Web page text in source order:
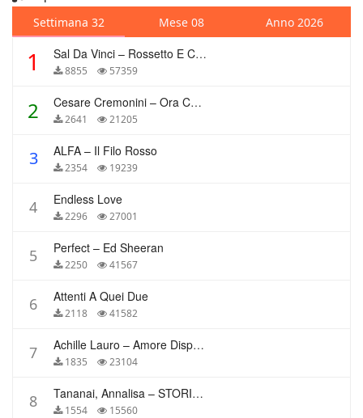
Settimana 32 Mese 08 Anno 2026
1 Sal Da Vinci – Rossetto E Caffè
8855 57359
2 Cesare Cremonini – Ora Che Non Ho Più Te
2641 21205
3 ALFA – Il Filo Rosso
2354 19239
4 Endless Love
2296 27001
5 Perfect – Ed Sheeran
2250 41567
6 Attenti A Quei Due
2118 41582
7 Achille Lauro – Amore Disperato
1835 23104
8 Tananai, Annalisa – STORIE BREVI
1554 15560